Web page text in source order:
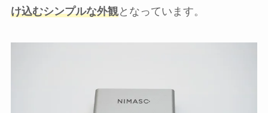
け込むシンプルな外観となっています。